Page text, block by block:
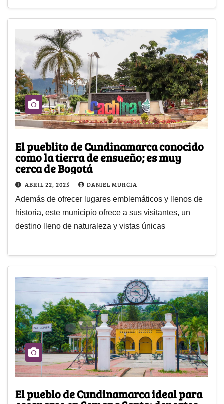
El pueblito de Cundinamarca conocido
como la tierra de ensueño; es muy
cerca de Bogotá
ABRIL 22, 2025 DANIEL MURCIA
Además de ofrecer lugares emblemáticos y llenos de
historia, este municipio ofrece a sus visitantes, un
destino lleno de naturaleza y vistas únicas
El pueblo de Cundinamarca ideal para